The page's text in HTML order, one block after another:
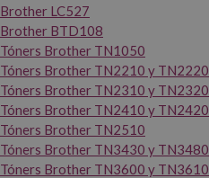
Brother LC527
Brother BTD108
Tóners Brother TN1050
Tóners Brother TN2210 y TN2220
Tóners Brother TN2310 y TN2320
Tóners Brother TN2410 y TN2420
Tóners Brother TN2510
Tóners Brother TN3430 y TN3480
Tóners Brother TN3600 y TN3610